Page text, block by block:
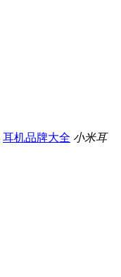
耳机品牌大全 小米耳